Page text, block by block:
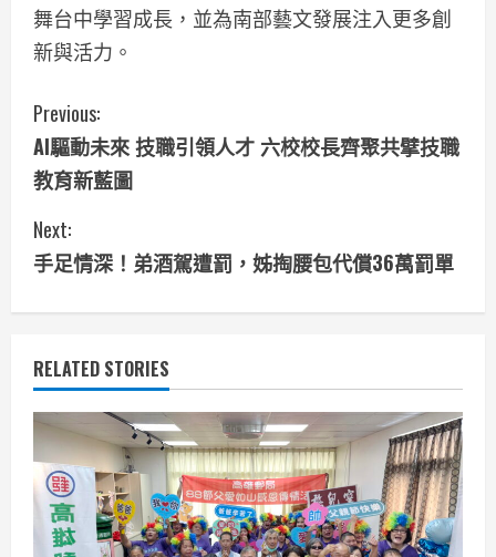
舞台中學習成長，並為南部藝文發展注入更多創
新與活力。
C
o
n
t
i
n
u
e
R
Previous:
AI驅動未來 技職引領人才 六校校長齊聚共擘技職
教育新藍圖
Next:
手足情深！弟酒駕遭罰，姊掏腰包代償36萬罰單
RELATED STORIES